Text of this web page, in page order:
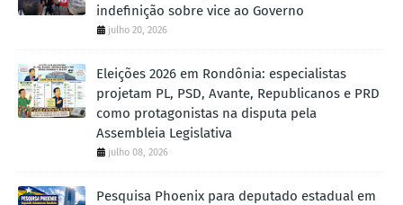
indefinição sobre vice ao Governo
julho 20, 2026
Eleições 2026 em Rondônia: especialistas
projetam PL, PSD, Avante, Republicanos e PRD
como protagonistas na disputa pela
Assembleia Legislativa
julho 08, 2026
Pesquisa Phoenix para deputado estadual em